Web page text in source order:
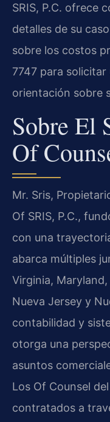
SRIS, P.C. ofrece
detalles de su
sobre los costos
7747 para
orientación sobre
Sobre El
Of
Mr. Sris,
Of SRIS, P.C.,
con una
abarca múltiples
Virginia,
Nueva Jersey y
contabilidad y
otorga una
asuntos
Los Of Counsel
contratados a